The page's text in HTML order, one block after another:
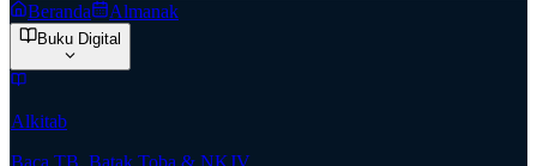
Beranda Almanak
Buku Digital
Alkitab
Baca TB, Batak Toba & NKJV